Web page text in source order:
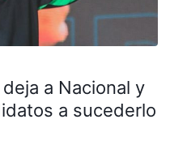
a Nacional y
a sucederlo